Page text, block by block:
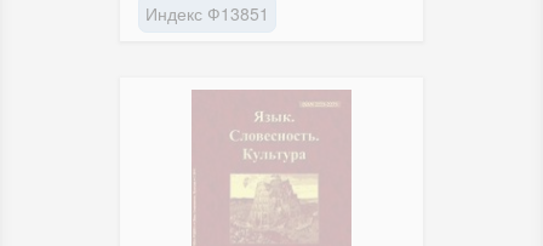
Индекс Ф13851